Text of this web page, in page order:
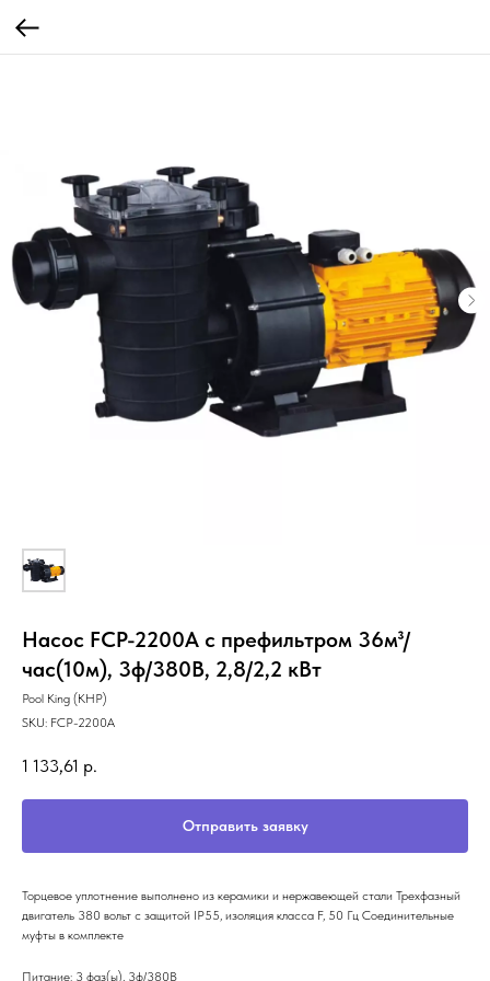
Насос FCP-2200A с префильтром 36м³/
час(10м), 3ф/380В, 2,8/2,2 кВт
Pool King (КНР)
SKU: FCP-2200A
1 133,61 р.
Отправить заявку
Торцевое уплотнение выполнено из керамики и нержавеющей стали Трехфазный
двигатель 380 вольт с защитой IP55, изоляция класса F, 50 Гц Соединительные
муфты в комплекте
Питание: 3 фаз(ы), 3ф/380В